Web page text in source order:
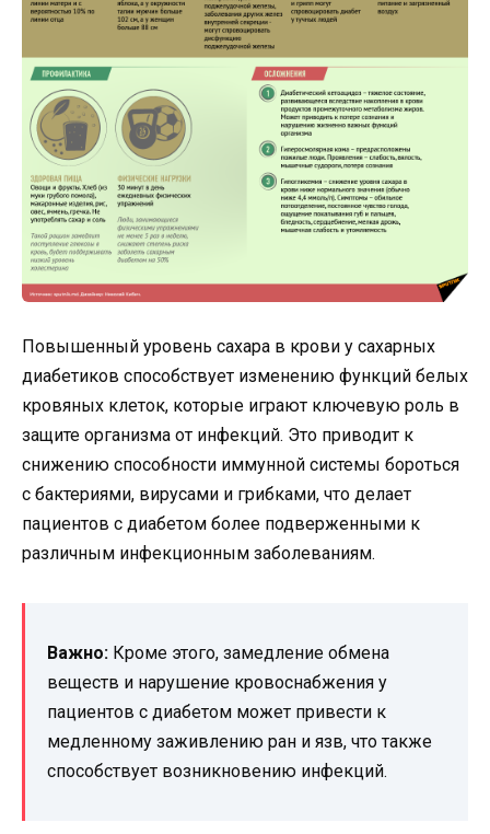
Повышенный уровень сахара в крови у сахарных
диабетиков способствует изменению функций белых
кровяных клеток, которые играют ключевую роль в
защите организма от инфекций. Это приводит к
снижению способности иммунной системы бороться
с бактериями, вирусами и грибками, что делает
пациентов с диабетом более подверженными к
различным инфекционным заболеваниям.
Важно: Кроме этого, замедление обмена
веществ и нарушение кровоснабжения у
пациентов с диабетом может привести к
медленному заживлению ран и язв, что также
способствует возникновению инфекций.